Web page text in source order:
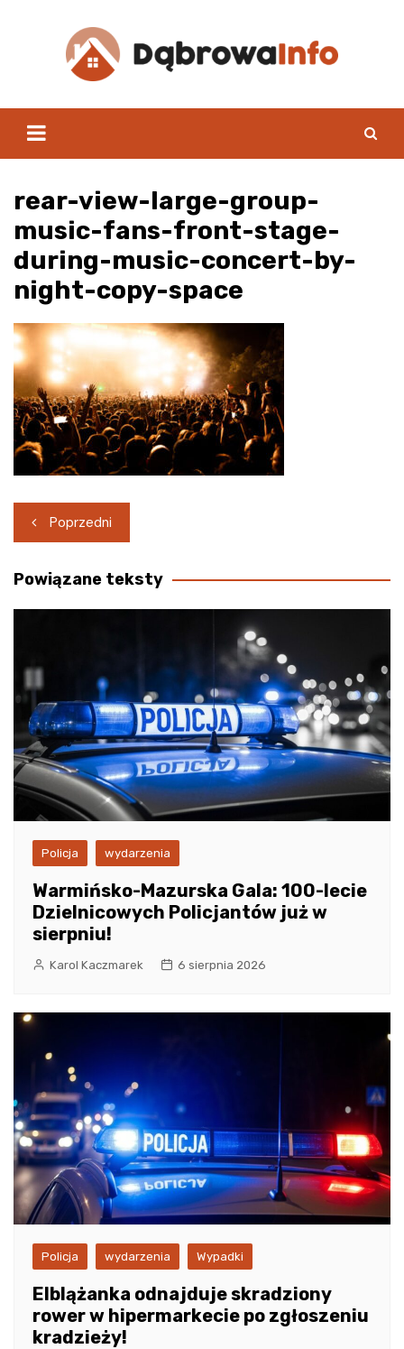
rear-view-large-group-
music-fans-front-stage-
during-music-concert-by-
night-copy-space
Nawigacja
wpisu
Poprzedni
Powiązane teksty
Policja wydarzenia
Warmińsko-Mazurska Gala: 100-lecie
Dzielnicowych Policjantów już w
sierpniu!
Karol Kaczmarek 6 sierpnia 2026
Policja wydarzenia Wypadki
Elblążanka odnajduje skradziony
rower w hipermarkecie po zgłoszeniu
kradzieży!